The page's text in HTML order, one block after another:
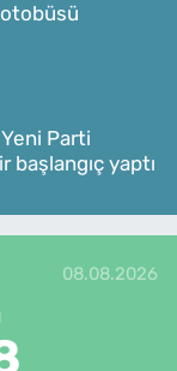
Parti
başlangıç yaptı
08.08.2026